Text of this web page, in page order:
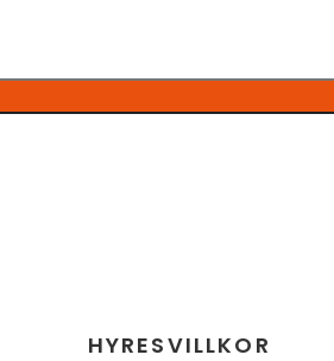
HYRESVILLKOR